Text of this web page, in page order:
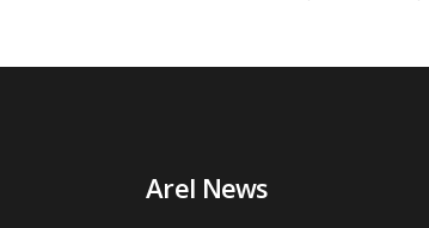
Arel News